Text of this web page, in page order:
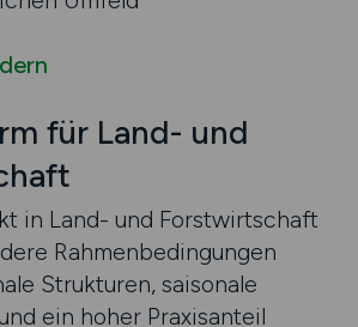
für Land- und
in Land- und Forstwirtschaft
Rahmenbedingungen
Strukturen, saisonale
ein hoher Praxisanteil